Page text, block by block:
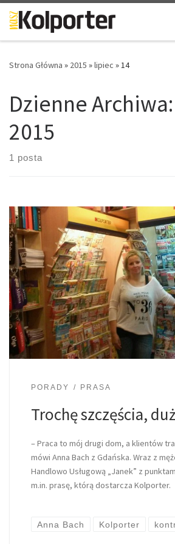
Skip to content
Strona Główna » 2015 »lipiec »14
Dzienne Archiwa:
2015
1 posta
PORADY PRASA
Trochę szczęścia,
– Praca to mój drugi dom, a klientów
mówi Anna Bach z Gdańska. Wraz z
Handlowo Usługową „Janek” z
m.in. prasę, którą dostarcza Kolporter.
Anna Bach Kolporter